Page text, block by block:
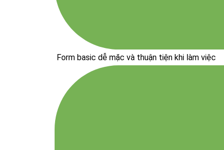
Form basic dễ mặc và thuận tiện khi làm việc